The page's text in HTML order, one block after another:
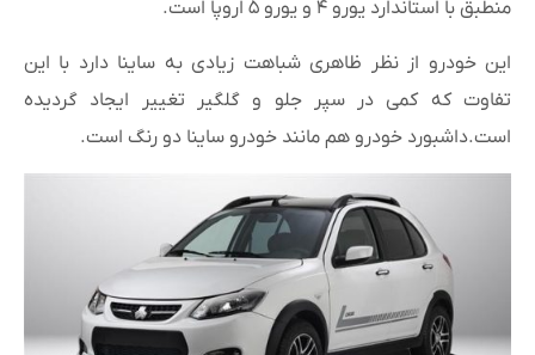
منطبق با استاندارد یورو ۴ و یورو ۵ اروپا است.
این خودرو از نظر ظاهری شباهت زیادی به ساینا دارد با این
تفاوت که کمی در سپر جلو و گلگیر تغییر ایجاد گردیده
است.داشبورد خودرو هم مانند خودرو ساینا دو رنگ است.